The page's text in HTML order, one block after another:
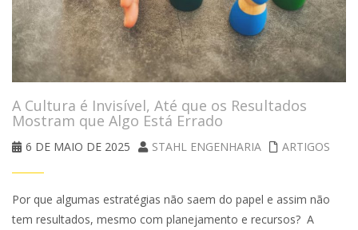
A Cultura é Invisível, Até que os Resultados
Mostram que Algo Está Errado
6 DE MAIO DE 2025 STAHL ENGENHARIA ARTIGOS
Por que algumas estratégias não saem do papel e assim não
tem resultados, mesmo com planejamento e recursos? A